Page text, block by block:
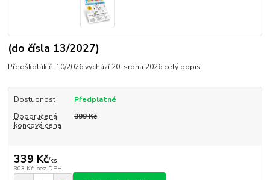
(do čísla 13/2027)
Předškolák č. 10/2026 vychází 20. srpna 2026 celý popis
Dostupnost
Předplatné
Doporučená
koncová cena
399 Kč
339 Kč/ks
303 Kč bez DPH